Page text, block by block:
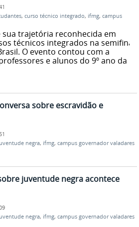
, curso técnico integrado, ifmg, campus
sua trajetória reconhecida em
técnicos integrados na semifinal
O evento contou com a
e alunos do 9º ano da
sobre escravidão e
negra, ifmg, campus governador valadares
juventude negra acontece
negra, ifmg, campus governador valadares